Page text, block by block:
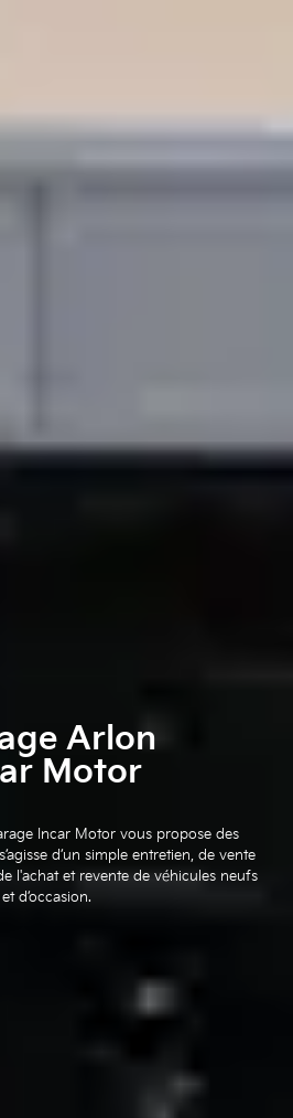
Arlon
Motor
Incar Motor vous propose des
d’un simple entretien, de vente
l'achat et revente de véhicules neufs
et d’occasion.